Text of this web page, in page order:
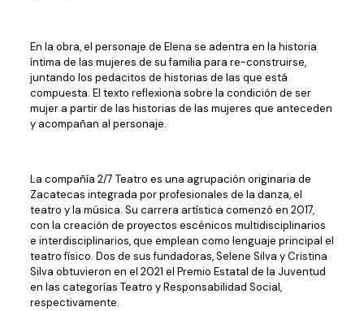
En la obra, el personaje de Elena se adentra en la historia
íntima de las mujeres de su familia para re-construirse,
juntando los pedacitos de historias de las que está
compuesta. El texto reflexiona sobre la condición de ser
mujer a partir de las historias de las mujeres que anteceden
y acompañan al personaje.
La compañía 2/7 Teatro es una agrupación originaria de
Zacatecas integrada por profesionales de la danza, el
teatro y la música. Su carrera artística comenzó en 2017,
con la creación de proyectos escénicos multidisciplinarios
e interdisciplinarios, que emplean como lenguaje principal el
teatro físico. Dos de sus fundadoras, Selene Silva y Cristina
Silva obtuvieron en el 2021 el Premio Estatal de la Juventud
en las categorías Teatro y Responsabilidad Social,
respectivamente.